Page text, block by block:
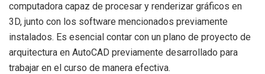
computadora capaz de procesar y renderizar gráficos en
3D, junto con los software mencionados previamente
instalados. Es esencial contar con un plano de proyecto de
arquitectura en AutoCAD previamente desarrollado para
trabajar en el curso de manera efectiva.